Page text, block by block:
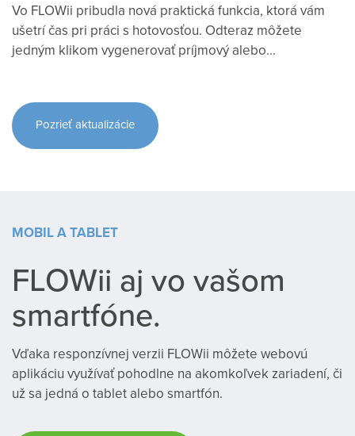
Vo FLOWii pribudla nová praktická funkcia, ktorá vám
ušetrí čas pri práci s hotovosťou. Odteraz môžete
jedným klikom vygenerovať príjmový alebo...
Pozrieť aktualizácie
MOBIL A TABLET
FLOWii aj vo vašom
smartfóne.
Vďaka responzívnej verzii FLOWii môžete webovú
aplikáciu využívať pohodlne na akomkoľvek zariadení, či
už sa jedná o tablet alebo smartfón.